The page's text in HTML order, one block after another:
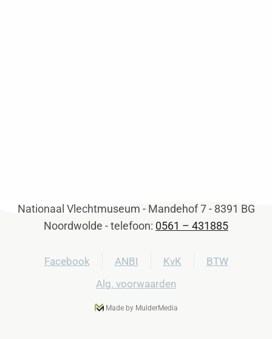
Nationaal Vlechtmuseum - Mandehof 7 - 8391 BG
Noordwolde - telefoon: 0561 – 431885
Facebook ANBI KvK
BTW
Alg. voorwaarden
Made by MulderMedia